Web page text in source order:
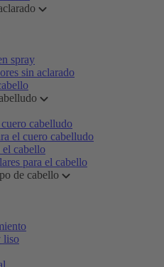
spray
sin aclarado
cabelludo
el cuero cabelludo
el cabello
para el cabello
de cabello
liso